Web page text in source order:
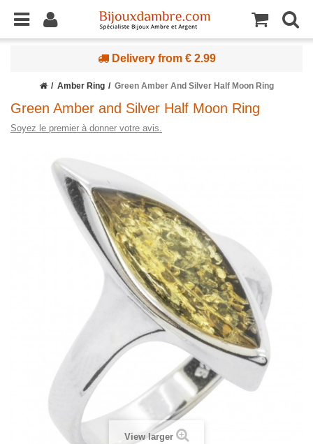
Delivery from € 2.99
Amber Ring Green Amber And Silver Half Moon Ring
Green Amber and Silver Half Moon Ring
Soyez le premier à donner votre avis.
View larger